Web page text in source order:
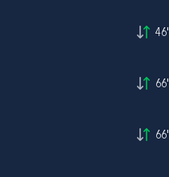
46'
66'
66'